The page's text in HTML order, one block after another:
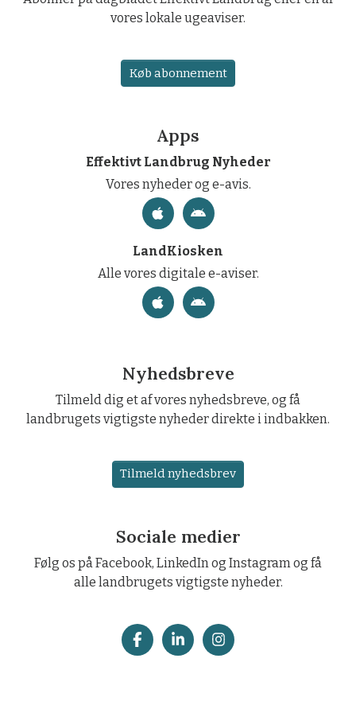
vores lokale ugeaviser.
Køb abonnement
Apps
Effektivt Landbrug Nyheder
Vores nyheder og e-avis.
LandKiosken
Alle vores digitale e-aviser.
Nyhedsbreve
Tilmeld dig et af vores nyhedsbreve, og få
landbrugets vigtigste nyheder direkte i indbakken.
Tilmeld nyhedsbrev
Sociale medier
Følg os på Facebook, LinkedIn og Instagram og få
alle landbrugets vigtigste nyheder.